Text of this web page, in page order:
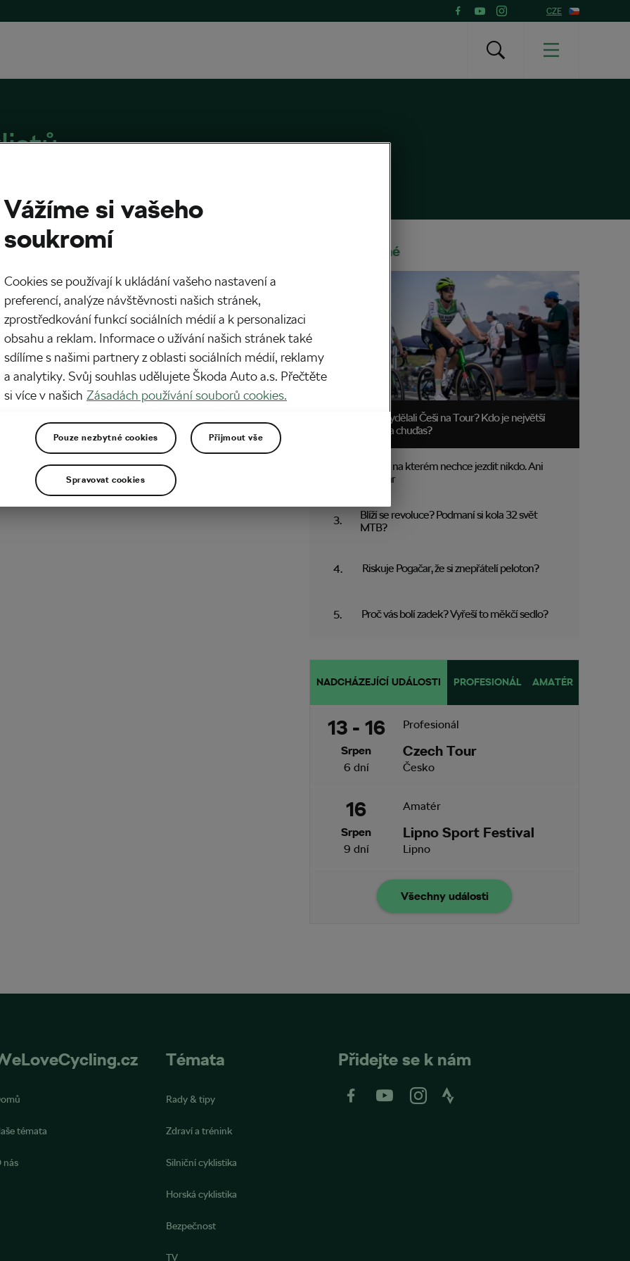
CZE
se mrazí i gely?
03:00
6 minut čtení
provází neméně brutální vedro. Cyklisté při Tour de France prakticky
větších vedrech. Úvodní etapa ročníku 2024 se jela při teplotě 40 stupňů
etapa před druhým…
Doporučené
Kolik vydělali Češi na Tour? Kdo je největší
boháč a chuďas?
Trakař, na kterém nechce jezdit nikdo. Ani
Pogačar
Blíží se revoluce? Podmaní si kola 32 svět
MTB?
Riskuje Pogačar, že si znepřátelí peloton?
Proč vás bolí zadek? Vyřeší to měkčí sedlo?
NADCHÁZEJÍCÍ UDÁLOSTI PROFESIONÁL AMATÉR
13 - 16
Srpen
6 dní
Profesionál
Czech Tour
Česko
16
Srpen
9 dní
Amatér
Lipno Sport Festival
Lipno
Všechny události
témata
nás
Témata
Rady & tipy
Zdraví a trénink
Silniční cyklistika
Horská cyklistika
Bezpečnost
TV
Přidejte se k nám
Vážíme si vašeho
soukromí
Cookies se používají k ukládání vašeho nastavení a
preferencí, analýze návštěvnosti našich stránek,
zprostředkování funkcí sociálních médií a k personalizaci
obsahu a reklam. Informace o užívání našich stránek také
sdílíme s našimi partnery z oblasti sociálních médií, reklamy
a analytiky. Svůj souhlas udělujete Škoda Auto a.s. Přečtěte
si více v našich Zásadách používání souborů cookies.
Pouze nezbytné cookies Přijmout vše
Spravovat cookies